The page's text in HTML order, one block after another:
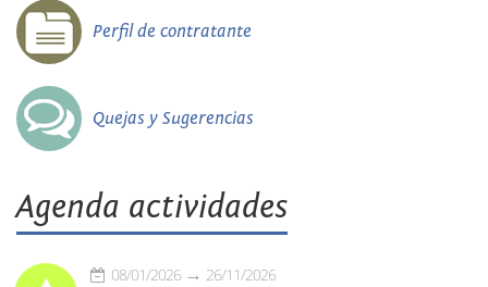
Perfil de contratante
Quejas y Sugerencias
Agenda actividades
08/01/2026 26/11/2026